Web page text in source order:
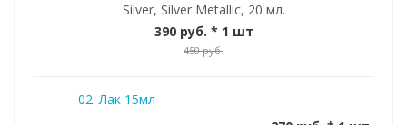
Silver, Silver Metallic, 20 мл.
390 руб. * 1 шт
450 руб.
02. Лак 15мл